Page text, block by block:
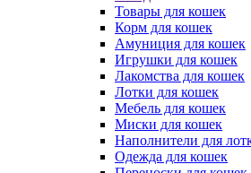
Товары для кошек
Корм для кошек
Амуниция для кошек
Игрушки для кошек
Лакомства для кошек
Лотки для кошек
Мебель для кошек
Миски для кошек
Наполнители для
Одежда для кошек